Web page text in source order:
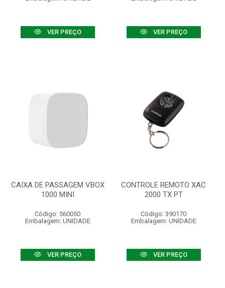
VER PREÇO VER PREÇO
CAIXA DE PASSAGEM VBOX
1000 MINI
Código: 560050
Embalagem: UNIDADE
VER PREÇO
CONTROLE REMOTO XAC
2000 TX PT
Código: 390170
Embalagem: UNIDADE
VER PREÇO